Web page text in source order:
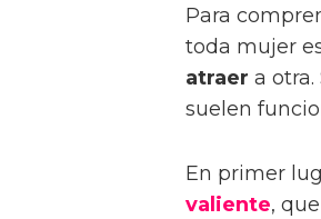
Para
toda mujer
atraer a
suelen
En primer
valiente,